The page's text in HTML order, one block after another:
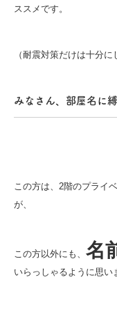
ススメです。
（耐震対策だけは十分
みなさん、部屋名に
この方は、2階のプライ
が、
この方以外にも、 名
いらっしゃるように思い